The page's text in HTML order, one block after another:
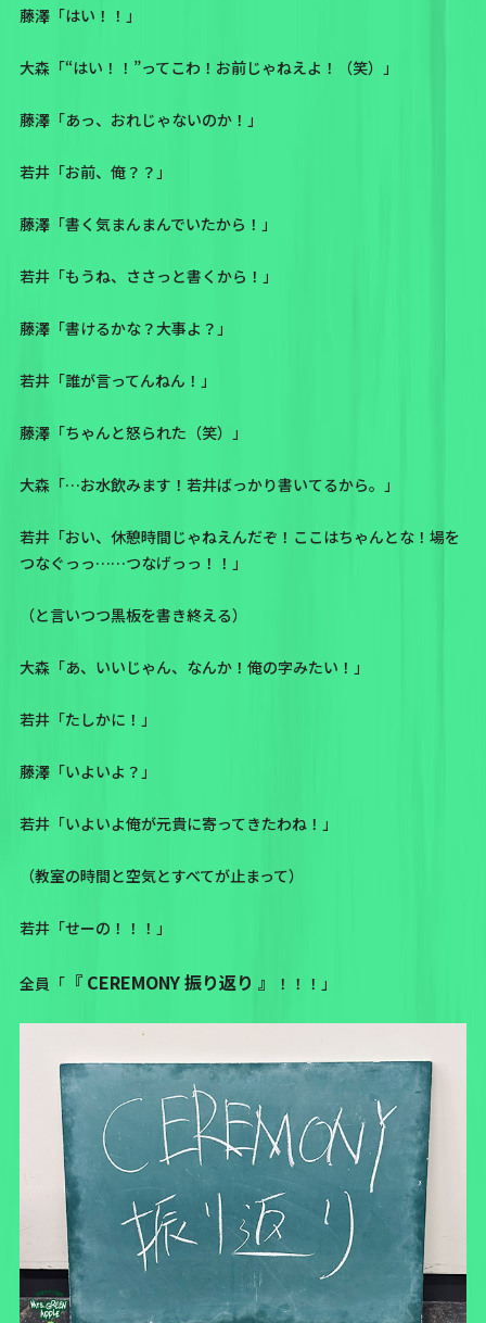
藤澤「はい！！」
大森「“はい！！”ってこわ！お前じゃねえよ！（笑）」
藤澤「あっ、おれじゃないのか！」
若井「お前、俺？？」
藤澤「書く気まんまんでいたから！」
若井「もうね、ささっと書くから！」
藤澤「書けるかな？大事よ？」
若井「誰が言ってんねん！」
藤澤「ちゃんと怒られた（笑）」
大森「…お水飲みます！若井ばっかり書いてるから。」
若井「おい、休憩時間じゃねえんだぞ！ここはちゃんとな！場を
つなぐっっ……つなげっっ！！」
（と言いつつ黒板を書き終える）
大森「あ、いいじゃん、なんか！俺の字みたい！」
若井「たしかに！」
藤澤「いよいよ？」
若井「いよいよ俺が元貴に寄ってきたわね！」
（教室の時間と空気とすべてが止まって）
若井「せーの！！！」
全員「『 CEREMONY 振り返り 』 ！！！」